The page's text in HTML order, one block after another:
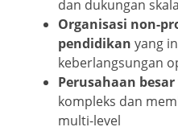
dan dukungan
Organisasi non-
pendidikan yang
keberlangsungan
Perusahaan besar
kompleks dan
multi-level